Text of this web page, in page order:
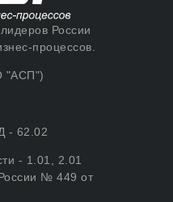
России
процессов.
"АСП")
- 62.02
- 1.01, 2.01
№ 449 от